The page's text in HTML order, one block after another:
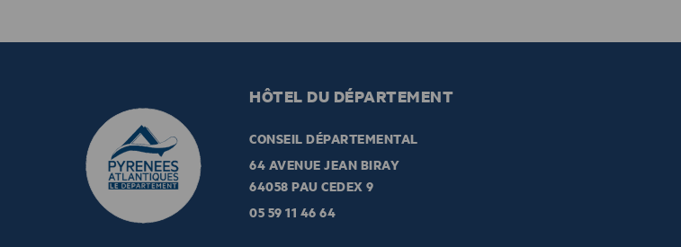
HÔTEL DU DÉPARTEMENT
CONSEIL DÉPARTEMENTAL
64 AVENUE JEAN BIRAY
64058 PAU CEDEX 9
05 59 11 46 64